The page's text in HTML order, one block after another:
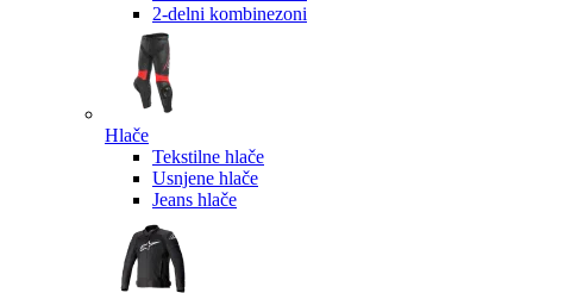
2-delni kombinezoni
Hlače
Tekstilne hlače
Usnjene hlače
Jeans hlače